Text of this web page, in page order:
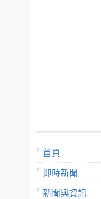
首頁
即時新聞
新聞與資訊